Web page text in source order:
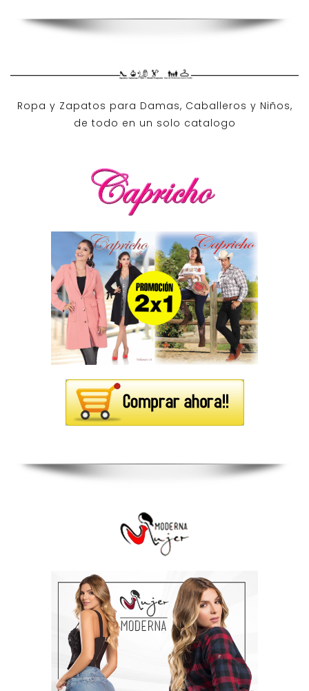
Ropa y Zapatos para Damas, Caballeros y Niños,
de todo en un solo catalogo